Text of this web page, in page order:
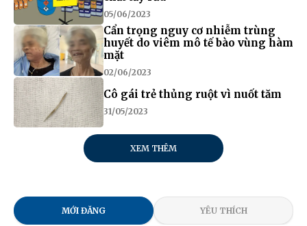
05/06/2023
Cẩn trọng nguy cơ nhiễm trùng
huyết do viêm mô tế bào vùng hàm
mặt
02/06/2023
Cô gái trẻ thủng ruột vì nuốt tăm
31/05/2023
XEM THÊM
MỚI ĐĂNG YÊU THÍCH